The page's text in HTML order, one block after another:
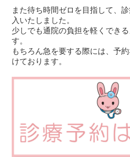
また待ち時間ゼロを目指して、
入いたしました。
少しでも通院の負担を軽くでき
す。
もちろん急を要する際には、予
けております。